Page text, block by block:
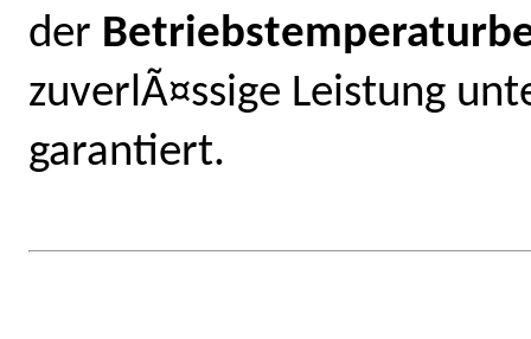
der
zuverlÃ¤ssige Leistung
garantiert.